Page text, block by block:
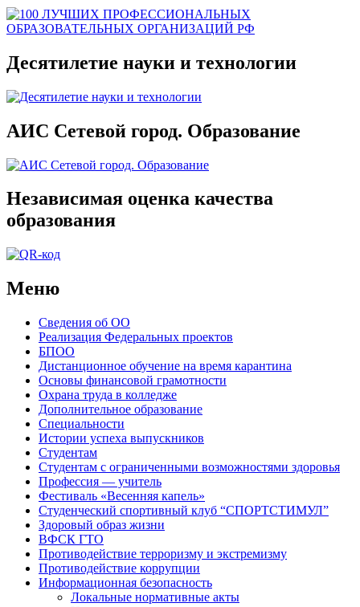
Десятилетие науки и технологии
АИС Сетевой город. Образование
Независимая оценка качества
образования
Меню
Сведения об ОО
Реализация Федеральных проектов
БПОО
Дистанционное обучение на время карантина
Основы финансовой грамотности
Охрана труда в колледже
Дополнительное образование
Специальности
Истории успеха выпускников
Студентам
Студентам с ограниченными возможностями здоровья
Профессия — учитель
Фестиваль «Весенняя капель»
Студенческий спортивный клуб “СПОРТСТИМУЛ”
Здоровый образ жизни
ВФСК ГТО
Противодействие терроризму и экстремизму
Противодействие коррупции
Информационная безопасность
Локальные нормативные акты